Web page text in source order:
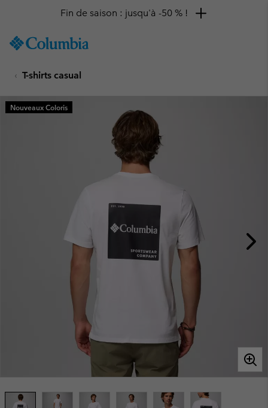
TO
SKIP
MAIN
NAV
Fin de saison : jusqu'à -50 % !
T-shirts casual
Nouveaux Coloris